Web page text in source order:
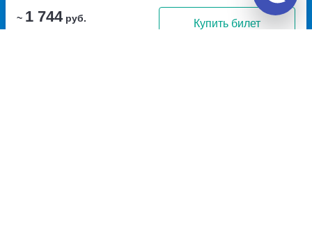
~ 1 744руб. Купить билет